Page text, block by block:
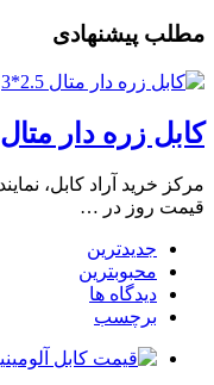
مطلب پیشنهادی
کابل زره دار متال 2.5*3 قیمت روز
قیمت روز در …
جدیدترین
محبوبترین
دیدگاه ها
برچسب